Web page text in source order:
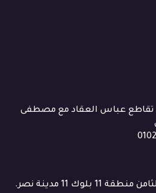
تقاطع عباس العقاد مع مصطفى